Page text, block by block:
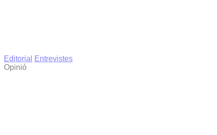
Editorial
Entrevistes
Opinió